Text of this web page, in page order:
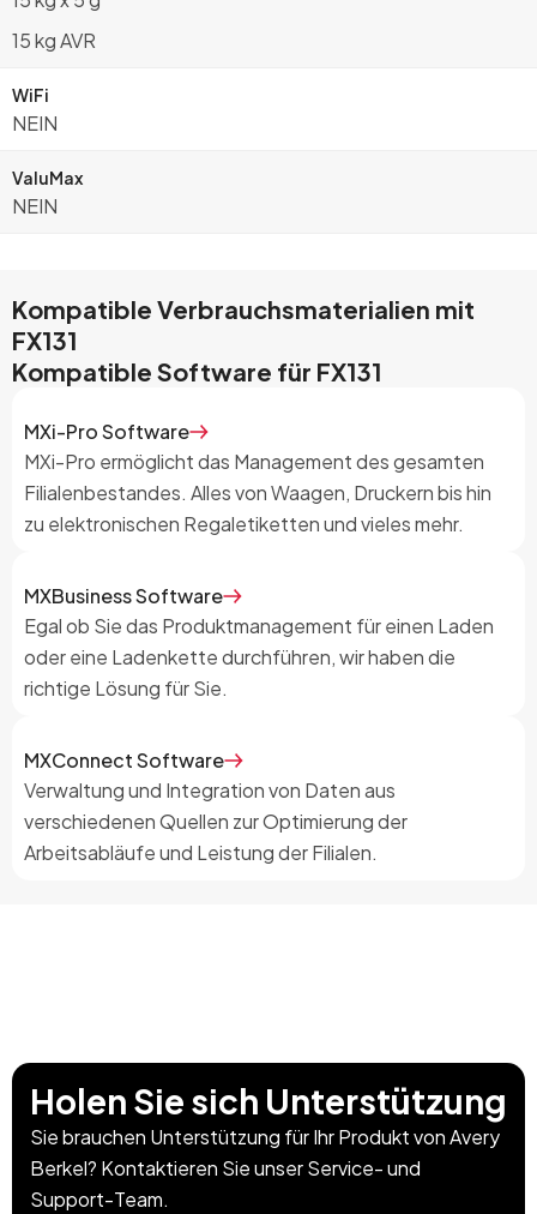
15 kg AVR
WiFi
NEIN
ValuMax
NEIN
Kompatible Verbrauchsmaterialien mit
FX131
Kompatible Software für FX131
MXi-Pro Software
MXi-Pro ermöglicht das Management des gesamten
Filialenbestandes. Alles von Waagen, Druckern bis hin
zu elektronischen Regaletiketten und vieles mehr.
MXBusiness Software
Egal ob Sie das Produktmanagement für einen Laden
oder eine Ladenkette durchführen, wir haben die
richtige Lösung für Sie.
MXConnect Software
Verwaltung und Integration von Daten aus
verschiedenen Quellen zur Optimierung der
Arbeitsabläufe und Leistung der Filialen.
Holen Sie sich Unterstützung
Sie brauchen Unterstützung für Ihr Produkt von Avery
Berkel? Kontaktieren Sie unser Service- und
Support-Team.